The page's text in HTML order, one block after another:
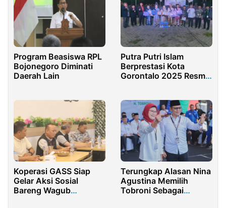
Program Beasiswa RPL
Bojonegoro Diminati
Daerah Lain
Putra Putri Islam
Berprestasi Kota
Gorontalo 2025 Resmi
Koperasi GASS Siap
Gelar Aksi Sosial
Bareng Wagub
Terungkap Alasan Nina
Agustina Memilih
Tobroni Sebagai